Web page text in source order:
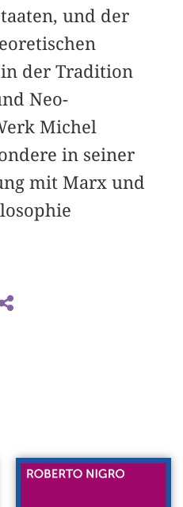
und der
der Tradition
Neo-
Michel
in seiner
mit Marx und